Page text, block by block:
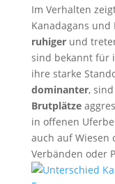
Im Verhalten
Kanadagans und
ruhigerund
sind bekannt für
ihre starke
dominanter, sind
Brutplätze
in offenen
auch auf Wiesen
Verbänden oder